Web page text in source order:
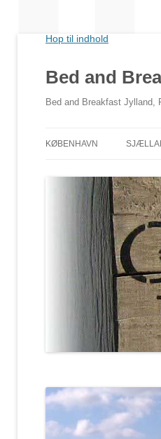
Hop til indhold
Bed and
Bed and Breakfast Jylland,
KØBENHAVN